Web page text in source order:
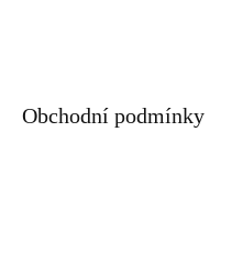
Obchodní podmínky